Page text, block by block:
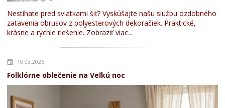
Nestíhate pred sviatkami šiť? Vyskúšajte našu službu ozdobného
zatavenia obrusov z polyesterových dekoračiek. Praktické,
krásne a rýchle riešenie. Zobraziť viac...
10.03.2026
Folklórne oblečenie na Veľkú noc